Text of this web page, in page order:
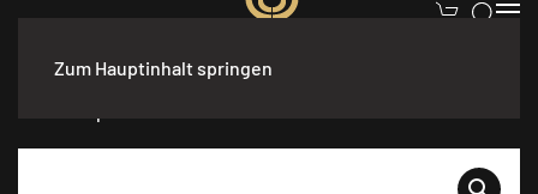
Zum Hauptinhalt springen
Bekleidung Herren /Pullover & Hoodies